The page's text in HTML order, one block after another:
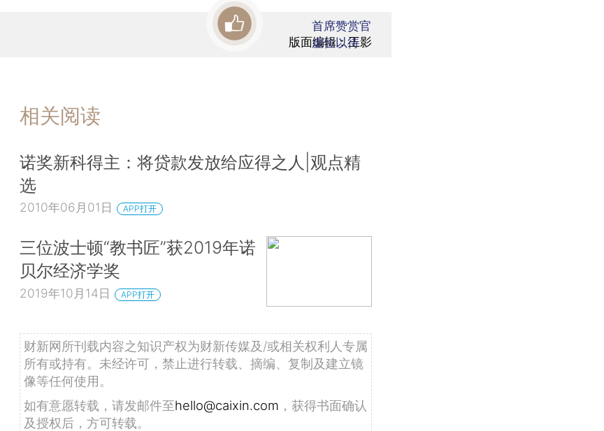
版面编辑：王影
首席赞赏官
虚位以待
相关阅读
诺奖新科得主：将贷款发放给应得之人|观点精
选
2010年06月01日 APP打开
三位波士顿“教书匠”获2019年诺
贝尔经济学奖
2019年10月14日 APP打开
财新网所刊载内容之知识产权为财新传媒及/或相关权利人专属
所有或持有。未经许可，禁止进行转载、摘编、复制及建立镜
像等任何使用。
如有意愿转载，请发邮件至hello@caixin.com ，获得书面确认
及授权后，方可转载。